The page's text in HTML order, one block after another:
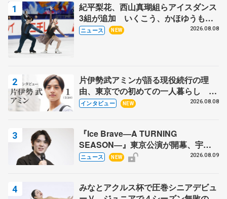
紀平梨花、西山真瑚組らアイスダンス
3組が追加 いくこう、かほゆうも、
木下グループ杯
ニュース NEW 2026.08.08
片伊勢武アミンが語る現役続行の理
由、東京での初めての一人暮らし 注
目スケーターの「今」に迫る
インタビュー NEW 2026.08.08
『Ice Brave―A TURNING
SEASON―』東京公演が開幕、宇野
昌磨の『Ice Brave』にかける思いを
ニュース NEW 2026.08.09
みなとアクルス杯で圧巻シニアデビュ